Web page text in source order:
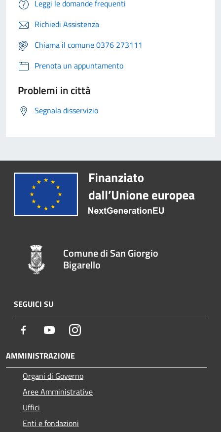
Leggi le domande frequenti
Richiedi Assistenza
Chiama il comune 0376 273111
Prenota un appuntamento
Problemi in città
Segnala disservizio
Comune di San Giorgio
Bigarello
SEGUICI SU
Facebook YoutubeInstagram
AMMINISTRAZIONE
Organi di Governo
Aree Amministrative
Uffici
Enti e fondazioni